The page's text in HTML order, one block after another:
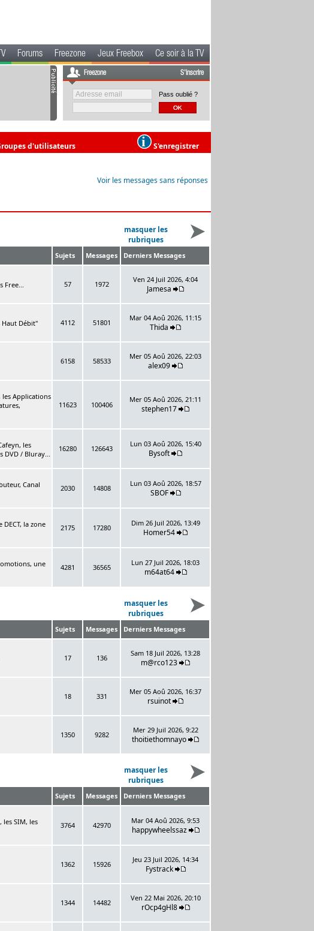
Forums Freezone Jeux Freebox Ce soir à la TV
Freezone S'inscrire
Pass oublié ?
d'utilisateurs S'enregistrer
Voir les messages sans réponses
masquer les
rubriques
Sujets Messages Derniers Messages
Free... 57 1972
Ven 24 Juil 2026, 4:04
Jamesa
Haut Débit" 4112 51801
Mar 04 Aoû 2026, 11:15
Thida
6158 58533
Mer 05 Aoû 2026, 22:03
alex09
les Applications
11623 100406
Mer 05 Aoû 2026, 21:11
stephen17
les
DVD / Bluray...
16280 126643
Lun 03 Aoû 2026, 15:40
Bysoft
Canal
2030 14808
Lun 03 Aoû 2026, 18:57
SBOF
la zone
2175 17280
Dim 26 Juil 2026, 13:49
Homer54
une
4281 36565
Lun 27 Juil 2026, 18:03
m64at64
masquer les
rubriques
Sujets Messages Derniers Messages
17 136
Sam 18 Juil 2026, 13:28
m@rco123
18 331
Mer 05 Aoû 2026, 16:37
rsuinot
1350 9282
Mer 29 Juil 2026, 9:22
thoitiethomnayo
masquer les
rubriques
Sujets Messages Derniers Messages
SIM, les
3764 42970
Mar 04 Aoû 2026, 9:53
happywheelssaz
1362 15926
Jeu 23 Juil 2026, 14:34
Fystrack
1344 14482
Ven 22 Mai 2026, 20:10
rOcp4gHl8